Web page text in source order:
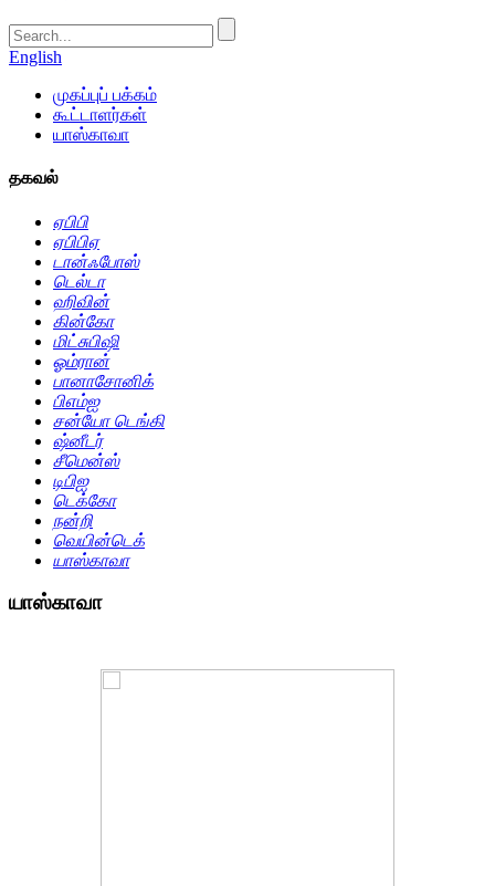
English
முகப்புப் பக்கம்
கூட்டாளர்கள்
யாஸ்காவா
தகவல்
ஏபிபி
ஏபிபிஏ
டான்ஃபோஸ்
டெல்டா
ஹிவின்
கின்கோ
மிட்சுபிஷி
ஓம்ரான்
பானாசோனிக்
பிஎம்ஐ
சன்யோ டெங்கி
ஷ்னீடர்
சீமென்ஸ்
டிபிஐ
டெக்கோ
நன்றி
வெயின்டெக்
யாஸ்காவா
யாஸ்காவா